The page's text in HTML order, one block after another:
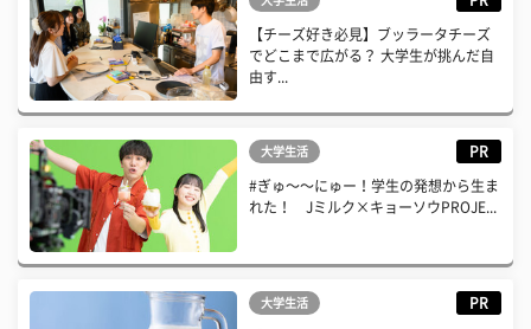
【チーズ好き必見】ブッラータチーズ
でどこまで広がる？ 大学生が挑んだ自
由す...
大学生活 PR
#ぎゅ〜〜にゅー！学生の発想から生ま
れた！ Jミルク×キョーソウPROJE...
大学生活 PR